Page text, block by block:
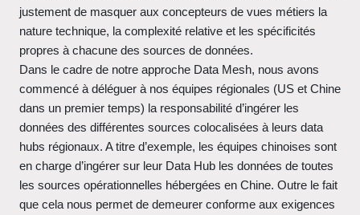
justement de masquer aux concepteurs de vues métiers la
nature technique, la complexité relative et les spécificités
propres à chacune des sources de données.
Dans le cadre de notre approche Data Mesh, nous avons
commencé à déléguer à nos équipes régionales (US et Chine
dans un premier temps) la responsabilité d’ingérer les
données des différentes sources colocalisées à leurs data
hubs régionaux. A titre d’exemple, les équipes chinoises sont
en charge d’ingérer sur leur Data Hub les données de toutes
les sources opérationnelles hébergées en Chine. Outre le fait
que cela nous permet de demeurer conforme aux exigences